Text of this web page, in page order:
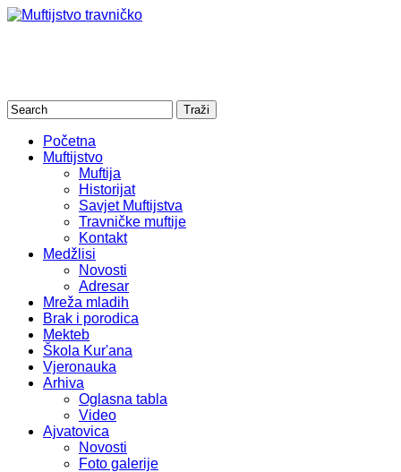
Početna
Muftijstvo
Muftija
Historijat
Savjet Muftijstva
Travničke muftije
Kontakt
Medžlisi
Novosti
Adresar
Mreža mladih
Brak i porodica
Mekteb
Škola Kur'ana
Vjeronauka
Arhiva
Oglasna tabla
Video
Ajvatovica
Novosti
Foto galerije